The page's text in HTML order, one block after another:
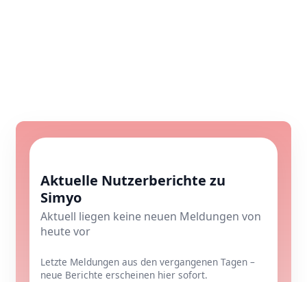
Aktuelle Nutzerberichte zu
Simyo
Aktuell liegen keine neuen Meldungen von
heute vor
Letzte Meldungen aus den vergangenen Tagen –
neue Berichte erscheinen hier sofort.